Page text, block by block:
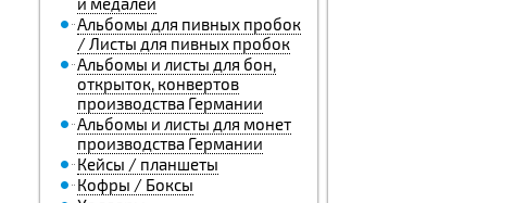
Альбомы для пивных пробок
/ Листы для пивных пробок
Альбомы и листы для бон,
открыток, конвертов
производства Германии
Альбомы и листы для монет
производства Германии
Кейсы / планшеты
Кофры / Боксы